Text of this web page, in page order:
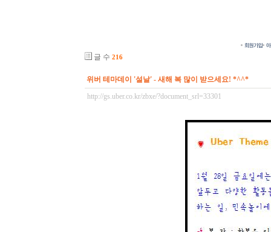
글 수 216
위버 테마데이 '설날' - 새해 복 많이 받으세요! *^^*
http://gs.uber.co.kr/zbxe/?document_srl=33301